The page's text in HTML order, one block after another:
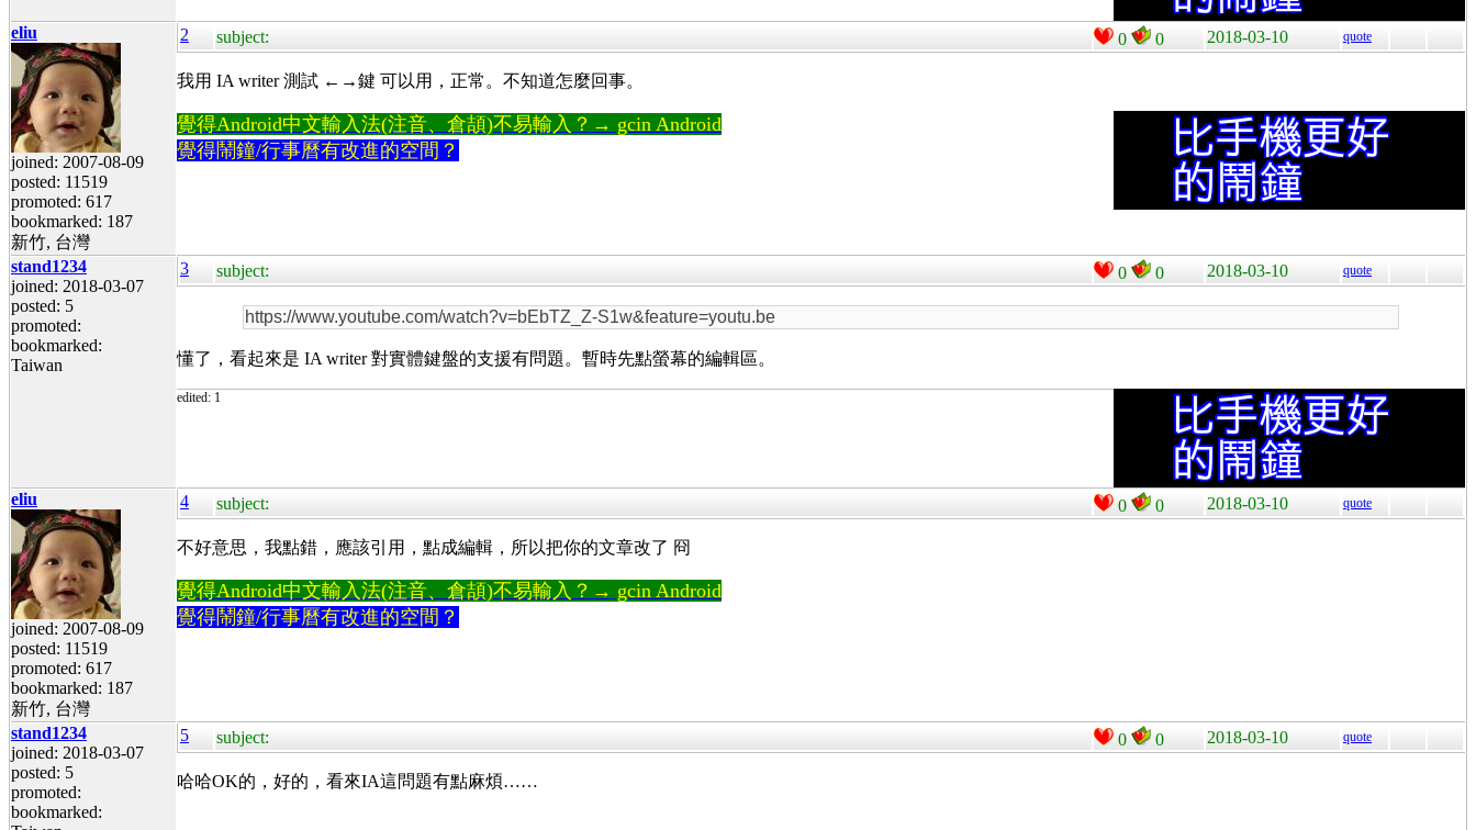
eliu
joined: 2007-08-09
posted: 11519
promoted: 617
bookmarked: 187
新竹, 台灣
2 subject: 0 0 2018-03-10 quote
我用 IA writer 測試 ←→鍵 可以用，正常。不知道怎麼回事。
覺得Android中文輸入法(注音、倉頡)不易輸入？→ gcin Android
覺得鬧鐘/行事曆有改進的空間？
stand1234
joined: 2018-03-07
posted: 5
promoted:
bookmarked:
Taiwan
3 subject: 0 0 2018-03-10 quote
https://www.youtube.com/watch?v=bEbTZ_Z-S1w&feature=youtu.be
懂了，看起來是 IA writer 對實體鍵盤的支援有問題。暫時先點螢幕的編輯區。
edited: 1
eliu
joined: 2007-08-09
posted: 11519
promoted: 617
bookmarked: 187
新竹, 台灣
4 subject: 0 0 2018-03-10 quote
不好意思，我點錯，應該引用，點成編輯，所以把你的文章改了 冏
覺得Android中文輸入法(注音、倉頡)不易輸入？→ gcin Android
覺得鬧鐘/行事曆有改進的空間？
stand1234
joined: 2018-03-07
posted: 5
promoted:
bookmarked:
5 subject: 0 0 2018-03-10 quote
哈哈OK的，好的，看來IA這問題有點麻煩……